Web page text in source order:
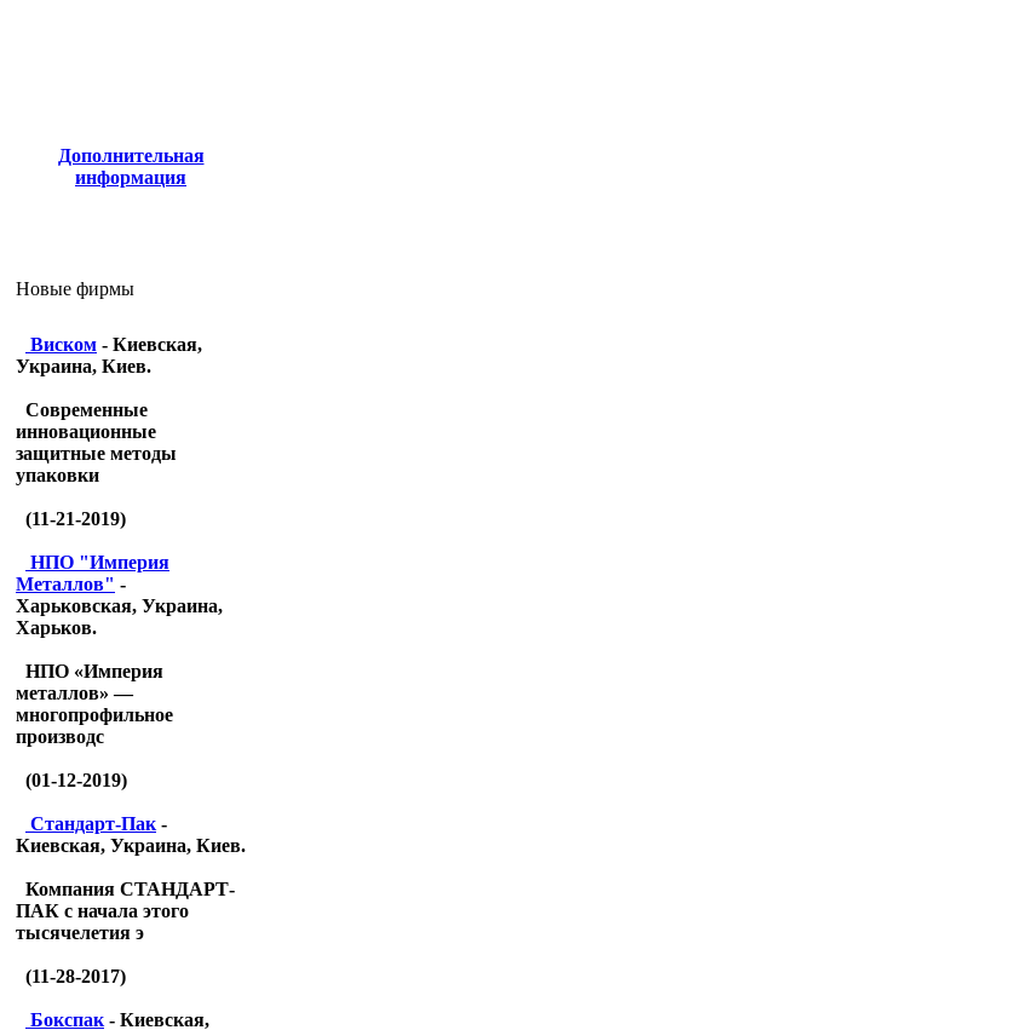
Дополнительная
информация
Новые фирмы
Виском - Киевская,
Украина, Киев.
Современные
инновационные
защитные методы
упаковки
(11-21-2019)
НПО "Империя
Металлов" -
Харьковская, Украина,
Харьков.
НПО «Империя
металлов» —
многопрофильное
производс
(01-12-2019)
Стандарт-Пак -
Киевская, Украина, Киев.
Компания СТАНДАРТ-
ПАК с начала этого
тысячелетия э
(11-28-2017)
Бокспак - Киевская,